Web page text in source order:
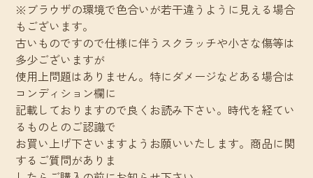
※ブラウザの環境で色合いが若干違うように見える場合
もございます。
古いものですので仕様に伴うスクラッチや小さな傷等は
多少ございますが
使用上問題はありません。特にダメージなどある場合は
コンディション欄に
記載しておりますので良くお読み下さい。時代を経てい
るものとのご認識で
お買い上げ下さいますようお願いいたします。商品に関
するご質問がありま